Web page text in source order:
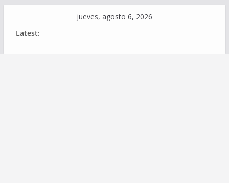
jueves, agosto 6, 2026
Latest: